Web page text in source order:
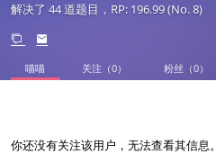
解决了 44 道题目，RP: 196.99 (No. 8)
喵喵 关注（0） 粉丝（0）
你还没有关注该用户，无法查看其信息。